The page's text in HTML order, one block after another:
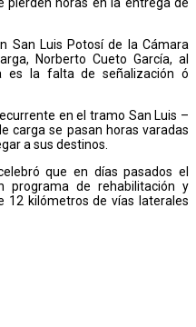
San Luis Potosí de la Cámara
Norberto Cueto García, al
es la falta de señalización ó
en el tramo San Luis –
carga se pasan horas varadas
a sus destinos.
que en días pasados el
programa de rehabilitación y
12 kilómetros de vías laterales